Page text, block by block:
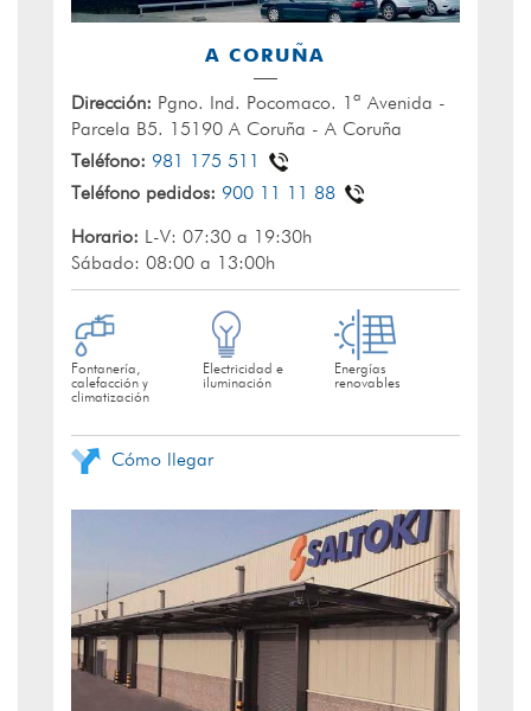
A CORUÑA
Dirección: Pgno. Ind. Pocomaco. 1ª Avenida -
Parcela B5. 15190 A Coruña - A Coruña
Teléfono: 981 175 511
Teléfono pedidos: 900 11 11 88
Horario: L-V: 07:30 a 19:30h
Sábado: 08:00 a 13:00h
Fontanería,
calefacción y
climatización
Electricidad e
iluminación
Energías
renovables
Cómo llegar